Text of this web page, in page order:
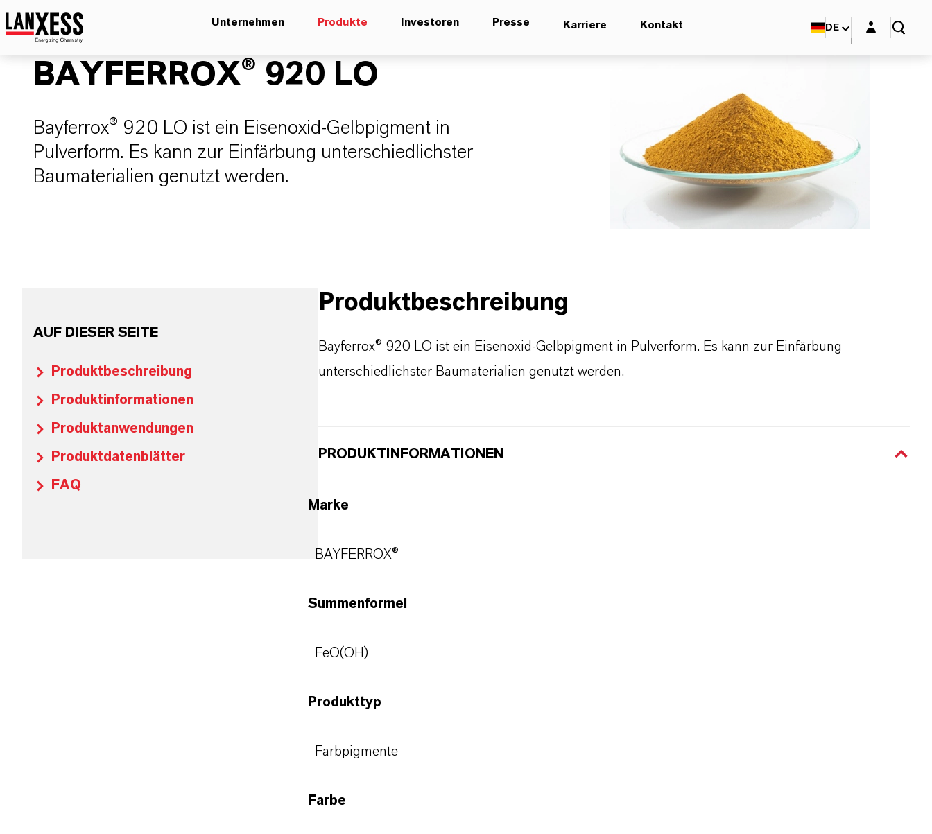
Unternehmen Produkte Investoren Presse Karriere Kontakt DE Login-Maske
BAYFERROX® 920 LO
Bayferrox® 920 LO ist ein Eisenoxid-Gelbpigment in
Pulverform. Es kann zur Einfärbung unterschiedlichster
Baumaterialien genutzt werden.
AUF DIESER SEITE
Produktbeschreibung
Produktinformationen
Produktanwendungen
Produktdatenblätter
FAQ
Produktbeschreibung
Bayferrox® 920 LO ist ein Eisenoxid-Gelbpigment in Pulverform. Es kann zur Einfärbung
unterschiedlichster Baumaterialien genutzt werden.
PRODUKTINFORMATIONEN
Marke
BAYFERROX®
Summenformel
FeO(OH)
Produkttyp
Farbpigmente
Farbe